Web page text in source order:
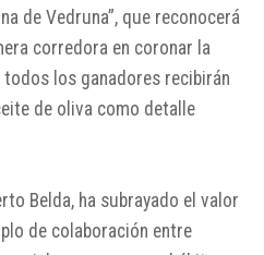
de Vedruna”, que reconocerá
corredora en coronar la
todos los ganadores recibirán
de oliva como detalle
Belda, ha subrayado el valor
de colaboración entre